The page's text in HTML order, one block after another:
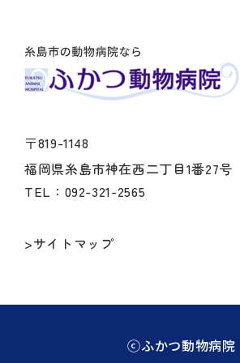
〒819-1148
福岡県糸島市神在西二丁目1番27号
TEL：092-321-2565
>サイトマップ
ⓒふかつ動物病院